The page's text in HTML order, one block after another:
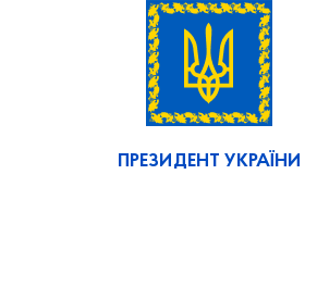
ПРЕЗИДЕНТ УКРАЇНИ